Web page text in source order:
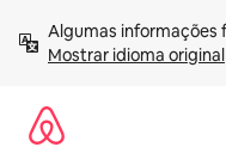
para
Mostrar idioma original